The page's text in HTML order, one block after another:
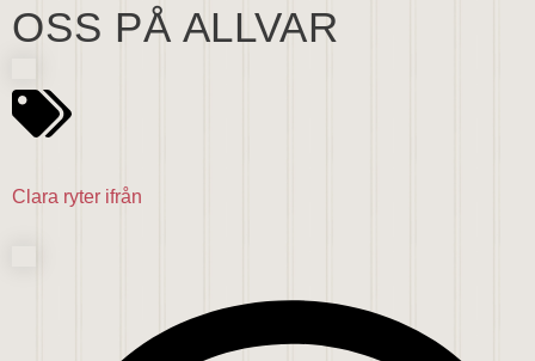
OSS PÅ ALLVAR
Clara ryter ifrån